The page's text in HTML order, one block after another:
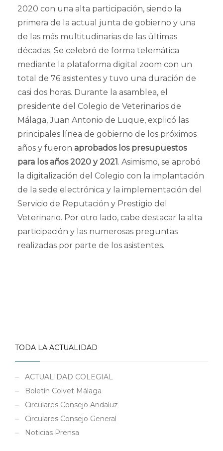
2020 con una alta participación, siendo la
primera de la actual junta de gobierno y una
de las más multitudinarias de las últimas
décadas. Se celebró de forma telemática
mediante la plataforma digital zoom con un
total de 76 asistentes y tuvo una duración de
casi dos horas. Durante la asamblea, el
presidente del Colegio de Veterinarios de
Málaga, Juan Antonio de Luque, explicó las
principales línea de gobierno de los próximos
años y fueron aprobados los presupuestos
para los años 2020 y 2021. Asimismo, se aprobó
la digitalización del Colegio con la implantación
de la sede electrónica y la implementación del
Servicio de Reputación y Prestigio del
Veterinario. Por otro lado, cabe destacar la alta
participación y las numerosas preguntas
realizadas por parte de los asistentes.
TODA LA ACTUALIDAD
ACTUALIDAD COLEGIAL
Boletín Colvet Málaga
Circulares Consejo Andaluz
Circulares Consejo General
Noticias Prensa